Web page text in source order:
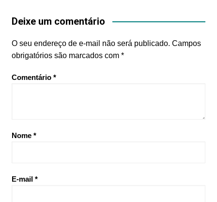
Deixe um comentário
O seu endereço de e-mail não será publicado. Campos
obrigatórios são marcados com *
Comentário *
Nome *
E-mail *